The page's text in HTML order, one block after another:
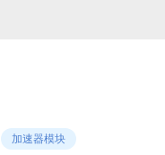
加速器模块